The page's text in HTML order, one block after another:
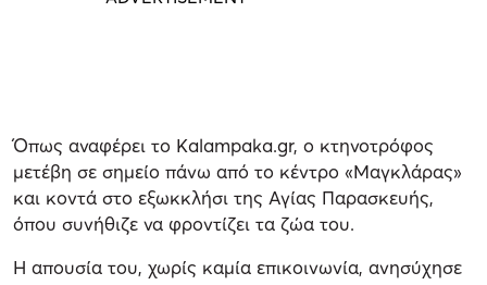
Όπως αναφέρει το Kalampaka.gr, ο κτηνοτρόφος
μετέβη σε σημείο πάνω από το κέντρο «Μαγκλάρας»
και κοντά στο εξωκκλήσι της Αγίας Παρασκευής,
όπου συνήθιζε να φροντίζει τα ζώα του.
Η απουσία του, χωρίς καμία επικοινωνία, ανησύχησε